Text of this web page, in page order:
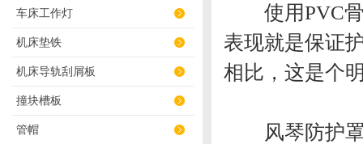
车床工作灯
机床垫铁
机床导轨刮屑板
撞块槽板
管帽
使用PVC骨
表现就是保证
相比，这是个
风琴防护罩